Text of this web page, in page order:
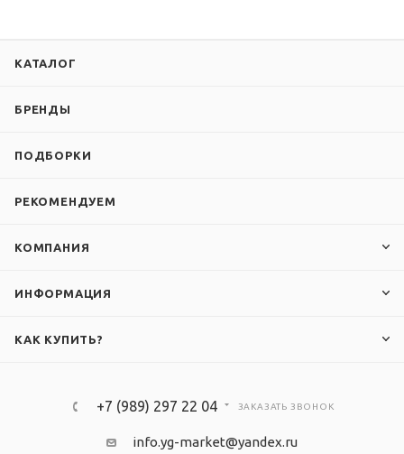
КАТАЛОГ
БРЕНДЫ
ПОДБОРКИ
РЕКОМЕНДУЕМ
КОМПАНИЯ
ИНФОРМАЦИЯ
КАК КУПИТЬ?
+7 (989) 297 22 04 ЗАКАЗАТЬ ЗВОНОК
info.yg-market@yandex.ru